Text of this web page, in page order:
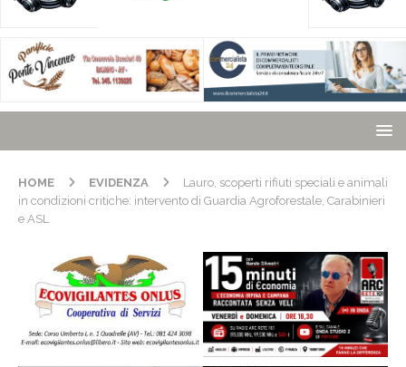
HOME EVIDENZA
Lauro, scoperti rifiuti speciali e animali
in condizioni critiche: intervento di Guardia Agroforestale, Carabinieri
e ASL